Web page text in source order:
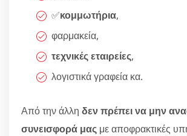
✅κομμωτήρια,
φαρμακεία,
τεχνικές εταιρείες,
λογιστικά γραφεία κα.
Από την άλλη δεν πρέπει να μην
συνεισφορά μας με αποφρακτικές